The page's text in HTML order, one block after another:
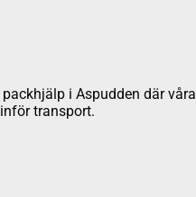
i Aspudden där
transport.